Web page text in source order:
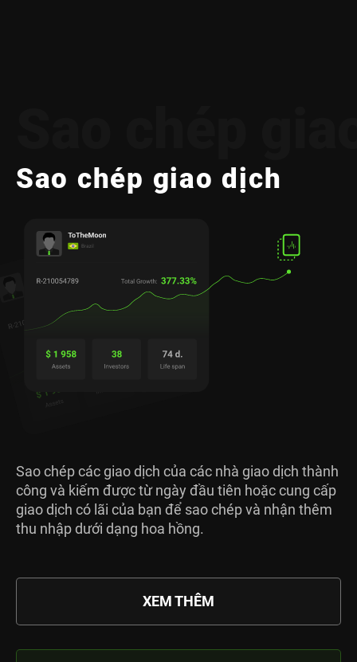
Sao chép giao dịch
Sao chép các giao dịch của các nhà giao dịch thành
công và kiếm được từ ngày đầu tiên hoặc cung cấp
giao dịch có lãi của bạn để sao chép và nhận thêm
thu nhập dưới dạng hoa hồng.
XEM THÊM